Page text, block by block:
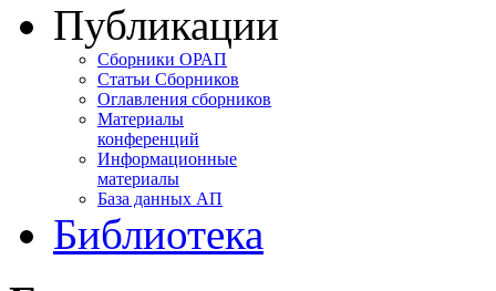
Публикации
Сборники ОРАП
Статьи Сборников
Оглавления сборников
Материалы
конференций
Информационные
материалы
База данных АП
Библиотека